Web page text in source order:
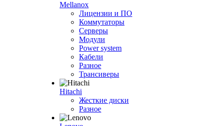
Mellanox
Лицензии и ПО
Коммутаторы
Серверы
Модули
Power system
Кабели
Разное
Трансиверы
Hitachi
Жесткие диски
Разное